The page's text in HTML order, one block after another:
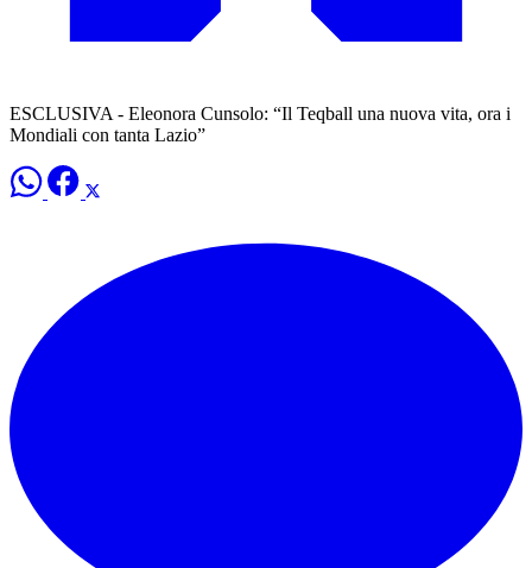
ESCLUSIVA - Eleonora Cunsolo: “Il Teqball una nuova vita, ora i
Mondiali con tanta Lazio”